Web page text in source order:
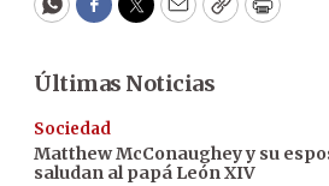
WhatsApp
Facebook
Twitter
EmailCopyPrint
Últimas Noticias
Sociedad
Matthew McConaughey y su
saludan al papá León XIV